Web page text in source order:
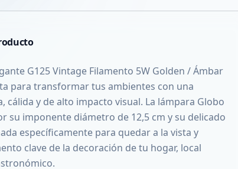
G125 Vintage Filamento 5W Golden / Ámbar
para transformar tus ambientes con una
cálida y de alto impacto visual. La lámpara Globo
su imponente diámetro de 12,5 cm y su delicado
específicamente para quedar a la vista y
clave de la decoración de tu hogar, local